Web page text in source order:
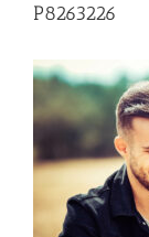
P8263226